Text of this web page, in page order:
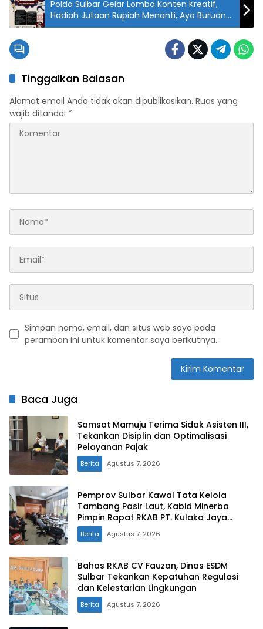
Polda Sulbar Gelar Lomba Konten Kreatif,
Hadiah Jutaan Rupiah Menanti, Ayo Buruan
Daftar!
Tinggalkan Balasan
Alamat email Anda tidak akan dipublikasikan. Ruas yang
wajib ditandai *
Simpan nama, email, dan situs web saya pada
peramban ini untuk komentar saya berikutnya.
Baca Juga
Samsat Mamuju Terima Sidak Asisten III,
Tekankan Disiplin dan Optimalisasi
Pelayanan Pajak
Berita Agustus 7, 2026
Pemprov Sulbar Kawal Tata Kelola
Tambang Pasir Laut, Kabid Minerba
Pimpin Rapat RKAB PT. Kulaka Jaya
Perkasa
Berita Agustus 7, 2026
Bahas RKAB CV Fauzan, Dinas ESDM
Sulbar Tekankan Kepatuhan Regulasi
Berita Agustus 7, 2026